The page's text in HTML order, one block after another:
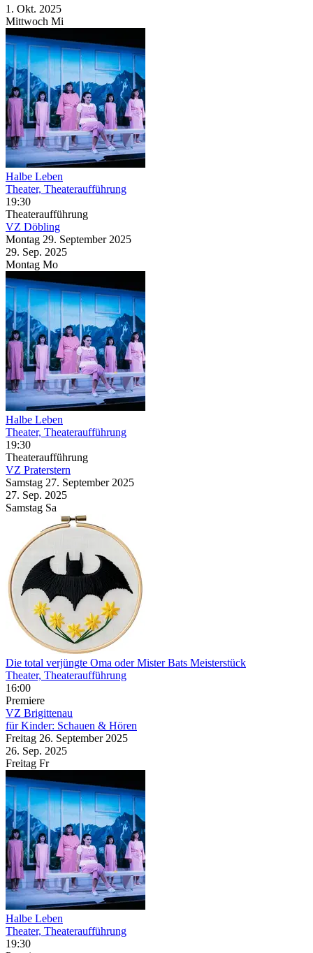
1. Okt. 2025
Mittwoch Mi
Halbe Leben
Theater, Theateraufführung
19:30
Theateraufführung
VZ Döbling
Montag 29. September 2025
29. Sep. 2025
Montag Mo
Halbe Leben
Theater, Theateraufführung
19:30
Theateraufführung
VZ Praterstern
Samstag 27. September 2025
27. Sep. 2025
Samstag Sa
Die total verjüngte Oma oder Mister Bats Meisterstück
Theater, Theateraufführung
16:00
Premiere
VZ Brigittenau
für Kinder: Schauen & Hören
Freitag 26. September 2025
26. Sep. 2025
Freitag Fr
Halbe Leben
Theater, Theateraufführung
19:30